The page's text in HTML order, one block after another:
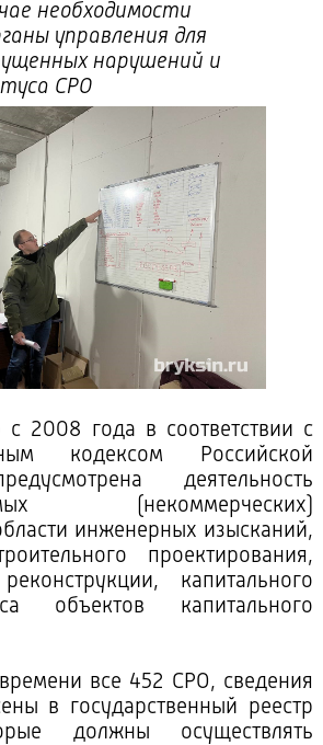
необходимости
управления для
нарушений и
СРО
2008 года в соответствии с
кодексом Российской
деятельность
(некоммерческих)
инженерных изысканий,
проектирования,
реконструкции, капитального
объектов капитального
все 452 СРО, сведения
в государственный реестр
должны осуществлять